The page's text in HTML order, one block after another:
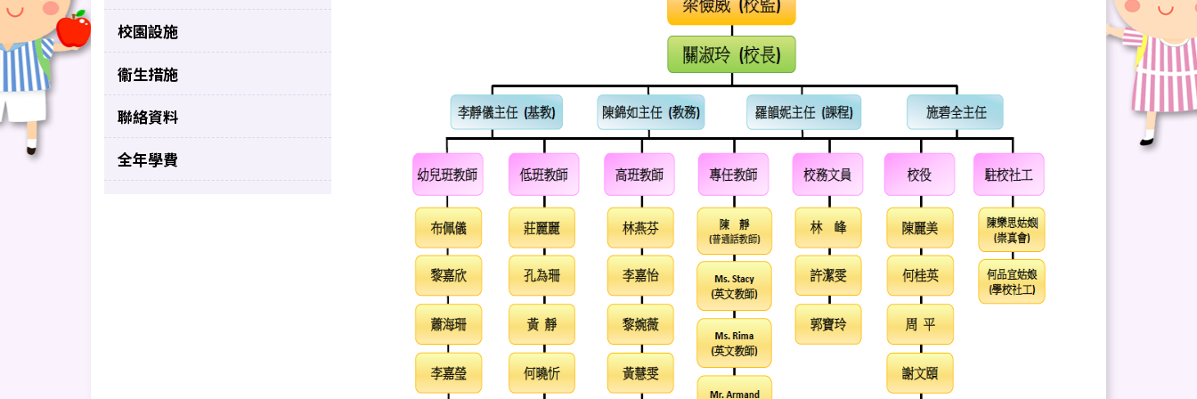
校園設施
衞生措施
聯絡資料
全年學費